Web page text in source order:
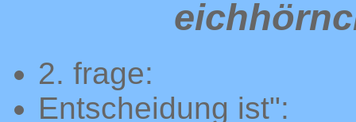
2. frage:
Entscheidung ist":